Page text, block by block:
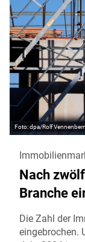
dpa/Rolf
Nach
Branche
Die Zahl der
eingebrochen.